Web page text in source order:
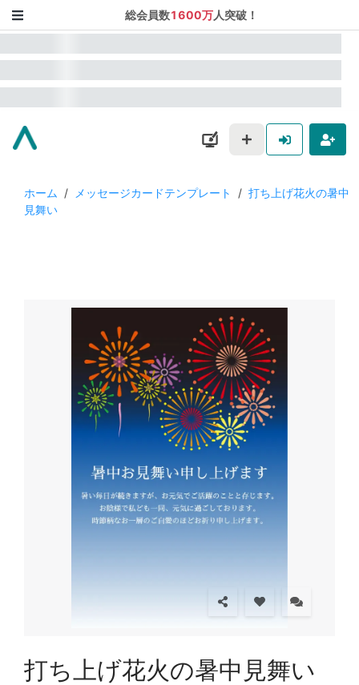
総会員数1600万人突破！
ホーム / メッセージカードテンプレート / 打ち上げ花火の暑中
見舞い
打ち上げ花火の暑中見舞い